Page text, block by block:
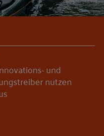
und
nutzen